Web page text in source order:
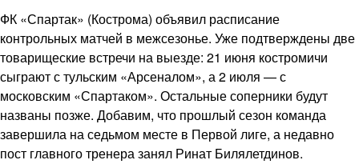
ФК «Спартак» (Кострома) объявил расписание
контрольных матчей в межсезонье. Уже подтверждены две
товарищеские встречи на выезде: 21 июня костромичи
сыграют с тульским «Арсеналом», а 2 июля — с
московским «Спартаком». Остальные соперники будут
названы позже. Добавим, что прошлый сезон команда
завершила на седьмом месте в Первой лиге, а недавно
пост главного тренера занял Ринат Билялетдинов.